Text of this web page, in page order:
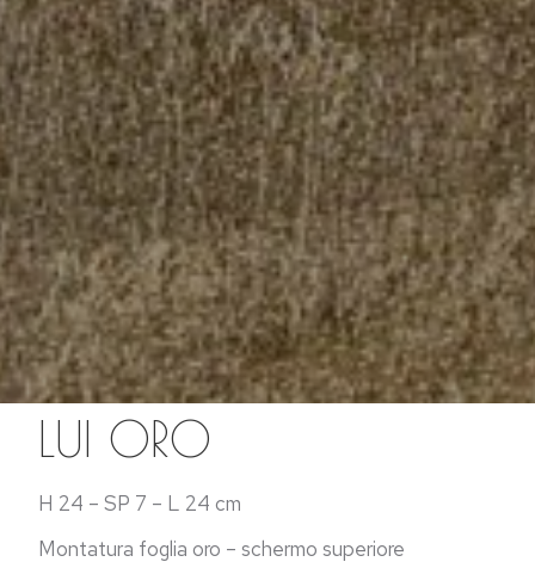
LUI ORO
H 24 – SP 7 – L 24 cm
Montatura foglia oro – schermo superiore